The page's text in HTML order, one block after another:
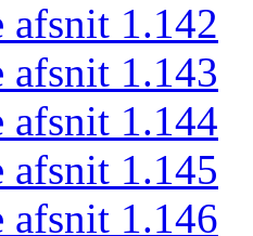
afsnit 1.142
afsnit 1.143
afsnit 1.144
afsnit 1.145
afsnit 1.146